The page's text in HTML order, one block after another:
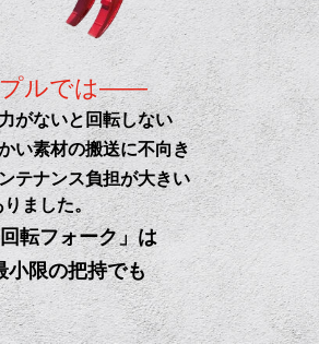
プルでは――
がないと回転しない
い素材の搬送に不向き
テナンス負担が大きい​
ました。
転フォーク」は
小限の把持でも